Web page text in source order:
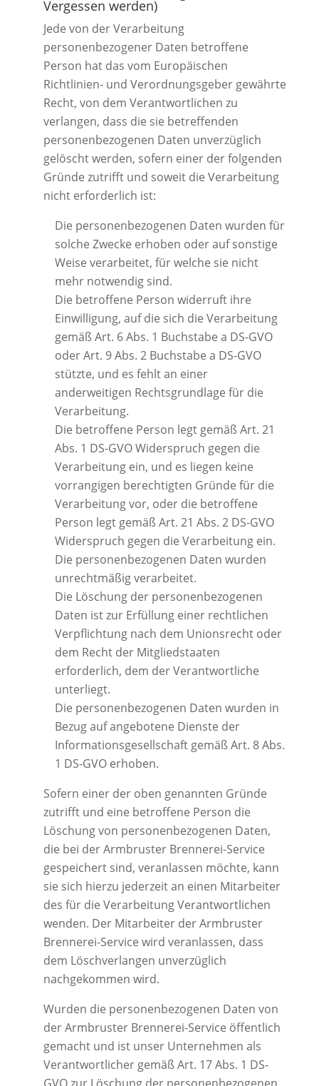
Vergessen werden)
Jede von der Verarbeitung
personenbezogener Daten betroffene
Person hat das vom Europäischen
Richtlinien- und Verordnungsgeber gewährte
Recht, von dem Verantwortlichen zu
verlangen, dass die sie betreffenden
personenbezogenen Daten unverzüglich
gelöscht werden, sofern einer der folgenden
Gründe zutrifft und soweit die Verarbeitung
nicht erforderlich ist:
Die personenbezogenen Daten wurden für
solche Zwecke erhoben oder auf sonstige
Weise verarbeitet, für welche sie nicht
mehr notwendig sind.
Die betroffene Person widerruft ihre
Einwilligung, auf die sich die Verarbeitung
gemäß Art. 6 Abs. 1 Buchstabe a DS-GVO
oder Art. 9 Abs. 2 Buchstabe a DS-GVO
stützte, und es fehlt an einer
anderweitigen Rechtsgrundlage für die
Verarbeitung.
Die betroffene Person legt gemäß Art. 21
Abs. 1 DS-GVO Widerspruch gegen die
Verarbeitung ein, und es liegen keine
vorrangigen berechtigten Gründe für die
Verarbeitung vor, oder die betroffene
Person legt gemäß Art. 21 Abs. 2 DS-GVO
Widerspruch gegen die Verarbeitung ein.
Die personenbezogenen Daten wurden
unrechtmäßig verarbeitet.
Die Löschung der personenbezogenen
Daten ist zur Erfüllung einer rechtlichen
Verpflichtung nach dem Unionsrecht oder
dem Recht der Mitgliedstaaten
erforderlich, dem der Verantwortliche
unterliegt.
Die personenbezogenen Daten wurden in
Bezug auf angebotene Dienste der
Informationsgesellschaft gemäß Art. 8 Abs.
1 DS-GVO erhoben.
Sofern einer der oben genannten Gründe
zutrifft und eine betroffene Person die
Löschung von personenbezogenen Daten,
die bei der Armbruster Brennerei-Service
gespeichert sind, veranlassen möchte, kann
sie sich hierzu jederzeit an einen Mitarbeiter
des für die Verarbeitung Verantwortlichen
wenden. Der Mitarbeiter der Armbruster
Brennerei-Service wird veranlassen, dass
dem Löschverlangen unverzüglich
nachgekommen wird.
Wurden die personenbezogenen Daten von
der Armbruster Brennerei-Service öffentlich
gemacht und ist unser Unternehmen als
Verantwortlicher gemäß Art. 17 Abs. 1 DS-